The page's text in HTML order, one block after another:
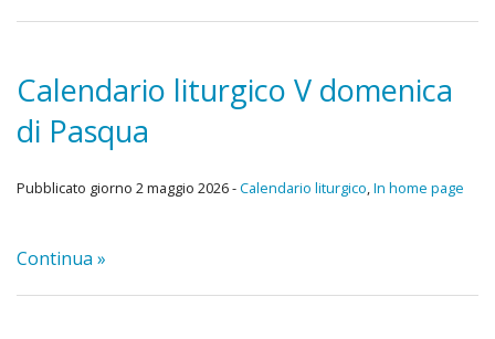
Calendario liturgico V domenica
di Pasqua
Pubblicato giorno 2 maggio 2026 -Calendario liturgico In home page
Continua »